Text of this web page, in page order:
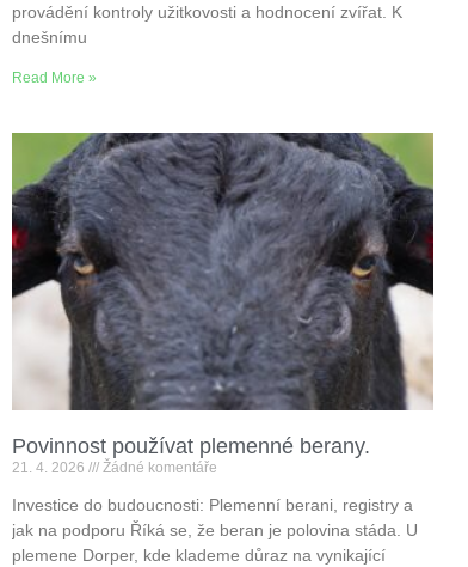
provádění kontroly užitkovosti a hodnocení zvířat. K
dnešnímu
Read More »
Povinnost používat plemenné berany.
21. 4. 2026 Žádné komentáře
Investice do budoucnosti: Plemenní berani, registry a
jak na podporu Říká se, že beran je polovina stáda. U
plemene Dorper, kde klademe důraz na vynikající